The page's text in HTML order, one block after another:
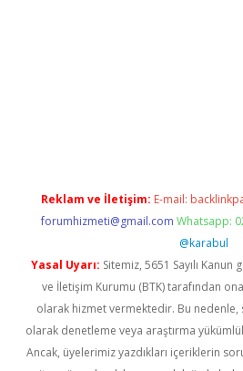
Reklam ve İletişim: E-mail:
forumhizmeti@gmail.com Whatsapp:
@karabul
Yasal Uyarı: Sitemiz, 5651 Sayılı
ve İletişim Kurumu (BTK) tarafından
olarak hizmet vermektedir. Bu
olarak denetleme veya araştırma
Ancak, üyelerimiz yazdıkları içeriklerin